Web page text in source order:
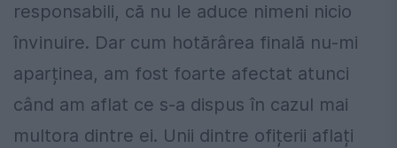
responsabili, că nu le aduce nimeni nicio
învinuire. Dar cum hotărârea finală nu-mi
aparținea, am fost foarte afectat atunci
când am aflat ce s-a dispus în cazul mai
multora dintre ei. Unii dintre ofițerii aflați